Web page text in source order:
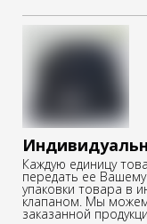
Каждую единицу
передать ее
упаковки товара в
клапаном. Мы можем
заказанной